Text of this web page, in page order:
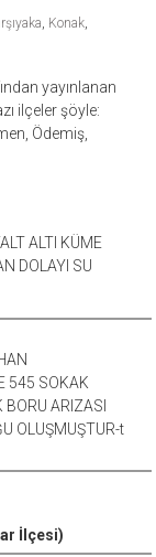
, Konak,
yayınlanan
ilçeler şöyle:
Ödemiş,
ALTI KÜME
DOLAYI SU
545 SOKAK
ARIZASI
OLUŞMUŞTUR-t
İlçesi)